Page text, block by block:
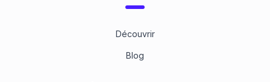
Découvrir
Blog